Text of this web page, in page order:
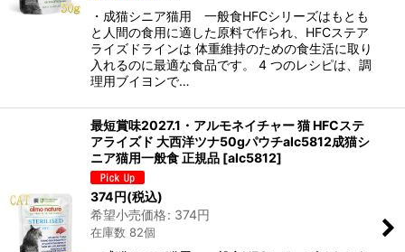
・成猫シニア猫用 一般食HFCシリーズはもとも
と人間の食用に適した原料で作られ、HFCステア
ライズドラインは 体重維持のための食生活に取り
入れるのに最適な食品です。 4 つのレシピは、調
理用ブイヨンで…
最短賞味2027.1・アルモネイチャー 猫 HFCステ
アライズド 大西洋ツナ50gパウチalc5812成猫シ
ニア猫用一般食 正規品 [alc5812]
374円(税込)
希望小売価格: 374円
在庫数 82個